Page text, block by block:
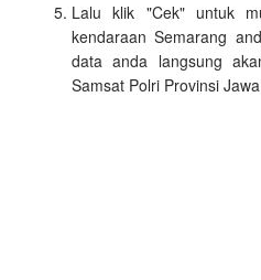
Lalu klik "Cek" untuk
kendaraan Semarang
data anda langsung
Samsat Polri Provinsi